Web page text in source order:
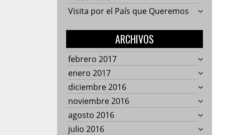
Visita por el País que Queremos
ARCHIVOS
febrero 2017
enero 2017
diciembre 2016
noviembre 2016
agosto 2016
julio 2016